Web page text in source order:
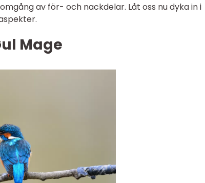
av för- och nackdelar. Låt oss nu dyka in i
Mage